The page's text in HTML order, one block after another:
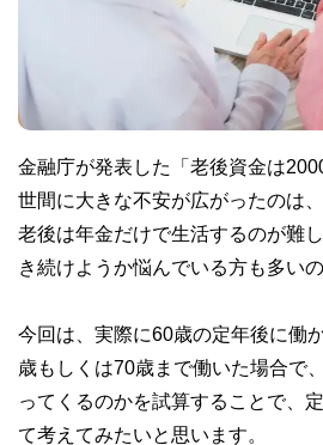
金融庁が発表した「老後資金は
世間に大きな不安が広がったのは
老後は年金だけで生活するのが難
き続けようか悩んでいる方も多い
今回は、実際に60歳の定年後に働
歳もしくは70歳まで働いた場合で
ってくるのかを試算することで、
て考えてみたいと思います。